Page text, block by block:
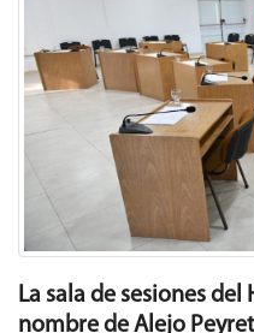
La sala de sesiones del
nombre de Alejo Peyret